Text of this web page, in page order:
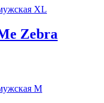
Zebra